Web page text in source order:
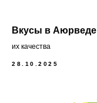
Вкусы в Аюрведе
их качества
28.10.2025